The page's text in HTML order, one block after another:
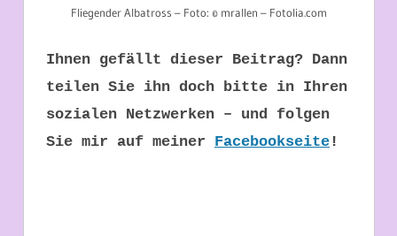
Fliegender Albatross – Foto: © mrallen – Fotolia.com
Ihnen gefällt dieser Beitrag? Dann
teilen Sie ihn doch bitte in Ihren
sozialen Netzwerken – und folgen
Sie mir auf meiner Facebookseite !